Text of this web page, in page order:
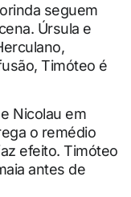
seguem
Úrsula e
Timóteo é
Nicolau em
o remédio
efeito. Timóteo
antes de